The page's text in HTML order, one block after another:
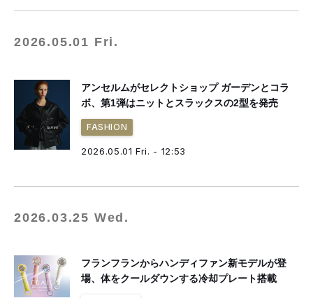
2026.05.01 Fri.
アンセルムがセレクトショップ ガーデンとコラ
ボ、第1弾はニットとスラックスの2型を発売
FASHION
2026.05.01 Fri. - 12:53
2026.03.25 Wed.
フランフランからハンディファン新モデルが登
場、体をクールダウンする冷却プレート搭載